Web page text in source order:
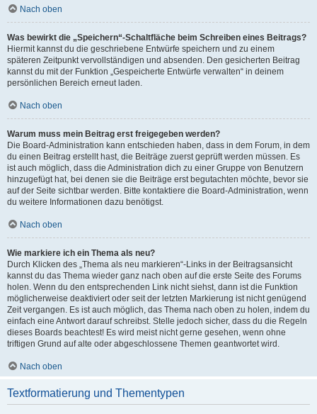
Nach oben
Was bewirkt die „Speichern“-Schaltfläche beim Schreiben eines Beitrags?
Hiermit kannst du die geschriebene Entwürfe speichern und zu einem
späteren Zeitpunkt vervollständigen und absenden. Den gesicherten Beitrag
kannst du mit der Funktion „Gespeicherte Entwürfe verwalten“ in deinem
persönlichen Bereich erneut laden.
Nach oben
Warum muss mein Beitrag erst freigegeben werden?
Die Board-Administration kann entschieden haben, dass in dem Forum, in dem
du einen Beitrag erstellt hast, die Beiträge zuerst geprüft werden müssen. Es
ist auch möglich, dass die Administration dich zu einer Gruppe von Benutzern
hinzugefügt hat, bei denen sie die Beiträge erst begutachten möchte, bevor sie
auf der Seite sichtbar werden. Bitte kontaktiere die Board-Administration, wenn
du weitere Informationen dazu benötigst.
Nach oben
Wie markiere ich ein Thema als neu?
Durch Klicken des „Thema als neu markieren“-Links in der Beitragsansicht
kannst du das Thema wieder ganz nach oben auf die erste Seite des Forums
holen. Wenn du den entsprechenden Link nicht siehst, dann ist die Funktion
möglicherweise deaktiviert oder seit der letzten Markierung ist nicht genügend
Zeit vergangen. Es ist auch möglich, das Thema nach oben zu holen, indem du
einfach eine Antwort darauf schreibst. Stelle jedoch sicher, dass du die Regeln
dieses Boards beachtest! Es wird meist nicht gerne gesehen, wenn ohne
triftigen Grund auf alte oder abgeschlossene Themen geantwortet wird.
Nach oben
Textformatierung und Thementypen